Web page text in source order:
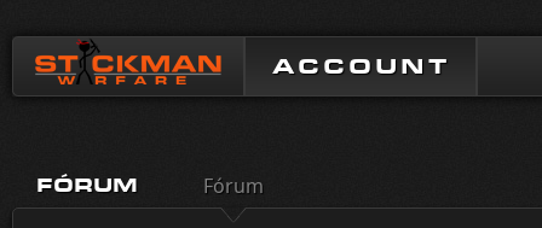
ACCOUNT
FÓRUM Fórum